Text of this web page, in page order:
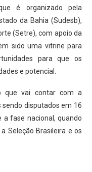
é organizado pela
da Bahia (Sudesb),
(Setre), com apoio da
sido uma vitrine para
para que os
e potencial.
que vai contar com a
disputados em 16
fase nacional, quando
Seleção Brasileira e os